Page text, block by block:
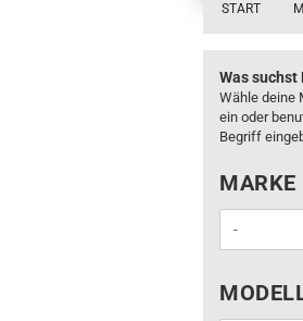
START
Was suchst
Wähle deine
ein oder
Begriff
MARKE
MARKE
MODELL